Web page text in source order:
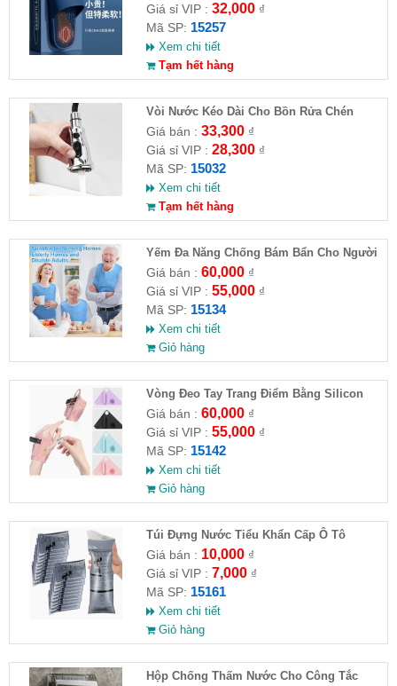
Giá sỉ VIP : 32,000₫
Mã SP: 15257
Xem chi tiết
Tạm hết hàng
Vòi Nước Kéo Dài Cho Bồn Rửa Chén
Giá bán : 33,300₫
Giá sỉ VIP : 28,300₫
Mã SP: 15032
Xem chi tiết
Tạm hết hàng
Yếm Đa Năng Chống Bám Bẩn Cho Người
Cao Tuổi
Giá bán : 60,000₫
Giá sỉ VIP : 55,000₫
Mã SP: 15134
Xem chi tiết
Giỏ hàng
Vòng Đeo Tay Trang Điểm Bằng Silicon
Giá bán : 60,000₫
Giá sỉ VIP : 55,000₫
Mã SP: 15142
Xem chi tiết
Giỏ hàng
Túi Đựng Nước Tiểu Khẩn Cấp Ô Tô
Giá bán : 10,000₫
Giá sỉ VIP : 7,000₫
Mã SP: 15161
Xem chi tiết
Giỏ hàng
Hộp Chống Thấm Nước Cho Công Tắc